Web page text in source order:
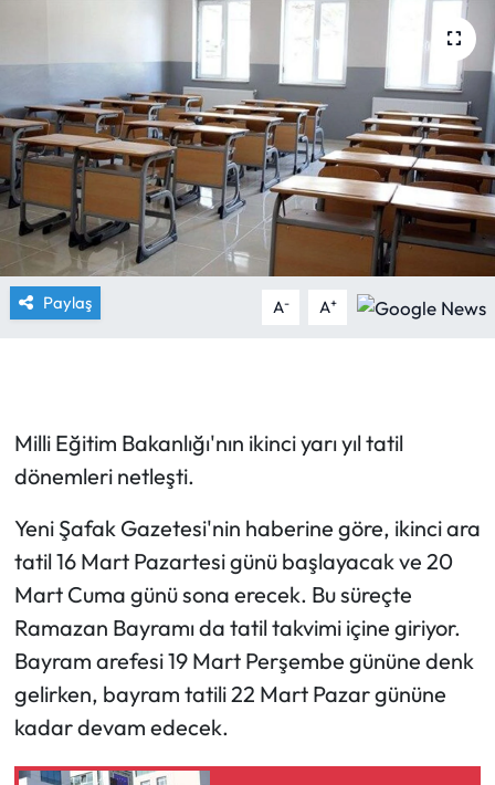
Paylaş A- A+
Milli Eğitim Bakanlığı'nın ikinci yarı yıl tatil
dönemleri netleşti.
Yeni Şafak Gazetesi'nin haberine göre, ikinci ara
tatil 16 Mart Pazartesi günü başlayacak ve 20
Mart Cuma günü sona erecek. Bu süreçte
Ramazan Bayramı da tatil takvimi içine giriyor.
Bayram arefesi 19 Mart Perşembe gününe denk
gelirken, bayram tatili 22 Mart Pazar gününe
kadar devam edecek.
Araştırma-Rapor